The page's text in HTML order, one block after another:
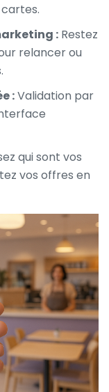
: Restez
relancer ou
:Validation par
qui sont vos
vos offres en